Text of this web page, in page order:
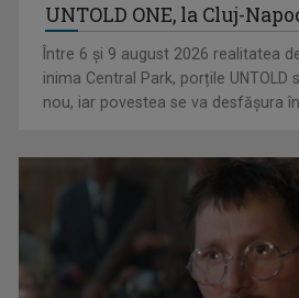
UNTOLD ONE, la Cluj-
Între 6 și 9 august 2026 realitatea
inima Central Park, porțile UNTOLD
nou, iar povestea se va desfășura în